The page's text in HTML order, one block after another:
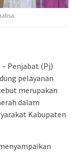
– Penjabat (Pj)
pelayanan
merupakan
dalam
Kabupaten